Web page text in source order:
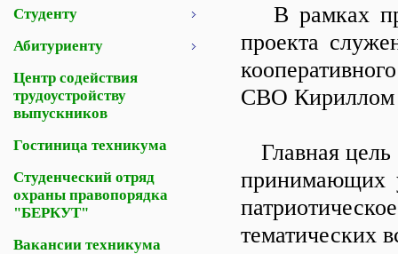
Студенту
Абитуриенту
Центр содействия
трудоустройству
выпускников
Гостиница техникума
Студенческий отряд
охраны правопорядка
"БЕРКУТ"
Вакансии техникума
В рамках
проекта
СВО
Главная цель
принимающих
тематических